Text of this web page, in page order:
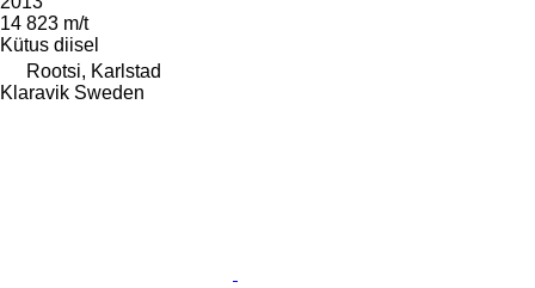
14 823 m/t
Kütus diisel
Rootsi, Karlstad
Klaravik Sweden